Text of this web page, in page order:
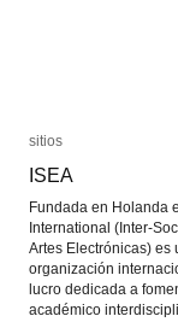
sitios
ISEA
Fundada en Holanda
International (Inter-
Artes Electrónicas) es
organización
lucro dedicada a
académico
sitios
ISEA